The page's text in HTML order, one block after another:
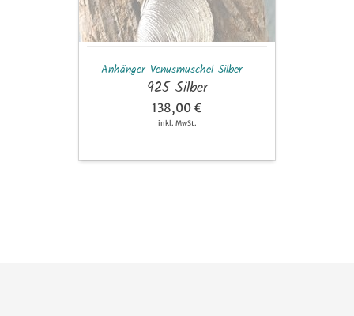
Anhänger Venusmuschel Silber
925 Silber
138,00 €
inkl. MwSt.